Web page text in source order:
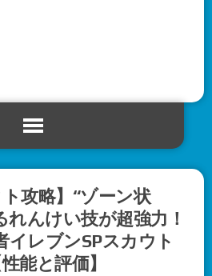
攻略】“ゾーン状
れんけい技が超強力！
イレブンSPスカウト
能と評価】